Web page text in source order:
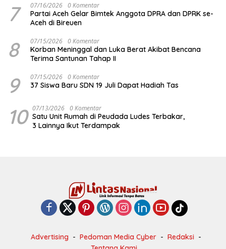
7 07/16/2026 0 Komentar
Partai Aceh Gelar Bimtek Anggota DPRA dan DPRK se-
Aceh di Bireuen
8 07/15/2026 0 Komentar
Korban Meninggal dan Luka Berat Akibat Bencana
Terima Santunan Tahap II
9 07/15/2026 0 Komentar
37 Siswa Baru SDN 19 Juli Dapat Hadiah Tas
10 07/13/2026 0 Komentar
Satu Unit Rumah di Peudada Ludes Terbakar,
3 Lainnya Ikut Terdampak
Advertising Pedoman Media Cyber
Redaksi